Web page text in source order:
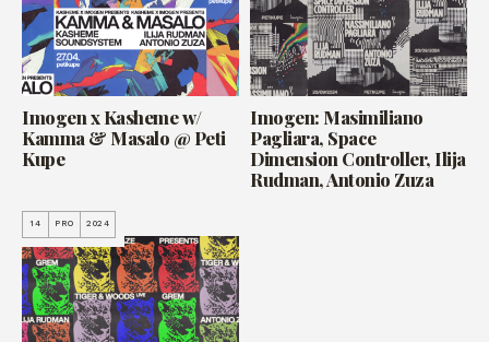
Imogen x Kasheme w/
Kamma & Masalo @ Peti
Kupe
Imogen: Masimiliano
Pagliara, Space
Dimension Controller, Ilija
Rudman, Antonio Zuza
14 PRO 2024